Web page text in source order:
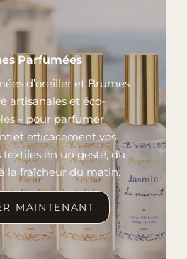
Parfumées
d’oreiller et Brumes
artisanales et éco-
– pour parfumer
et efficacement vos
textiles en un geste, du
la fraîcheur du matin.
MAINTENANT